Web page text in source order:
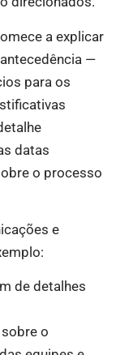
a explicar
—
para os
datas
o processo
e
de detalhes
o